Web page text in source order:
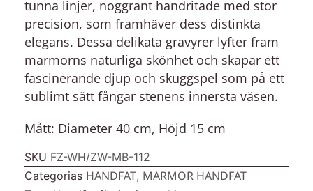
tunna linjer, noggrant handritade med stor
precision, som framhäver dess distinkta
elegans. Dessa delikata gravyrer lyfter fram
marmorns naturliga skönhet och skapar ett
fascinerande djup och skuggspel som på ett
sublimt sätt fångar stenens innersta väsen.
Mått: Diameter 40 cm, Höjd 15 cm
SKU FZ-WH/ZW-MB-112
Categorias HANDFAT, MARMOR HANDFAT